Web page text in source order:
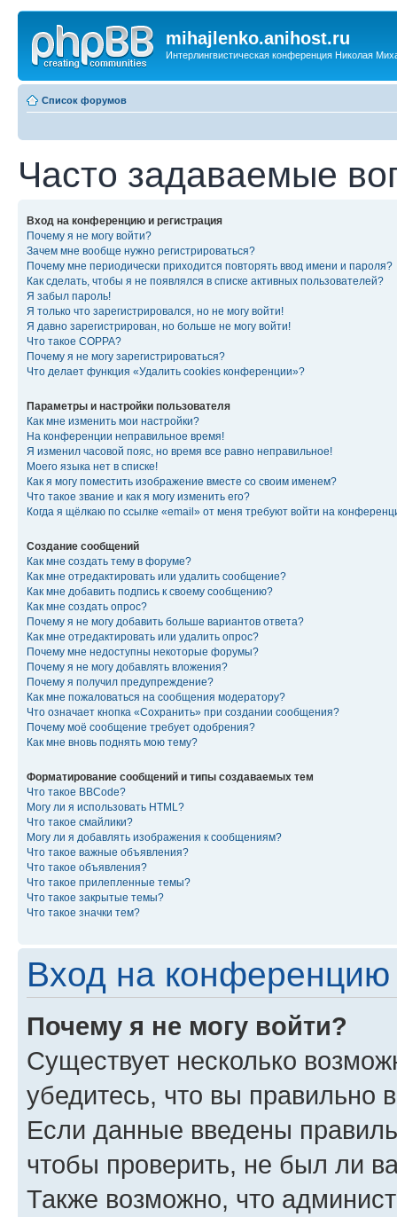
mihajlenko.anihost.ru
Интерлингвистическая конференция Николая
Список форумов
Часто задаваемые
Вход на конференцию и регистрация
Почему я не могу войти?
Зачем мне вообще нужно регистрироваться?
Почему мне периодически приходится повторять ввод имени и пароля?
Как сделать, чтобы я не появлялся в списке активных пользователей?
Я забыл пароль!
Я только что зарегистрировался, но не могу войти!
Я давно зарегистрирован, но больше не могу войти!
Что такое COPPA?
Почему я не могу зарегистрироваться?
Что делает функция «Удалить cookies конференции»?
Параметры и настройки пользователя
Как мне изменить мои настройки?
На конференции неправильное время!
Я изменил часовой пояс, но время все равно неправильное!
Моего языка нет в списке!
Как я могу поместить изображение вместе со своим именем?
Что такое звание и как я могу изменить его?
Когда я щёлкаю по ссылке «email» от меня требуют войти на
Создание сообщений
Как мне создать тему в форуме?
Как мне отредактировать или удалить сообщение?
Как мне добавить подпись к своему сообщению?
Как мне создать опрос?
Почему я не могу добавить больше вариантов ответа?
Как мне отредактировать или удалить опрос?
Почему мне недоступны некоторые форумы?
Почему я не могу добавлять вложения?
Почему я получил предупреждение?
Как мне пожаловаться на сообщения модератору?
Что означает кнопка «Сохранить» при создании сообщения?
Почему моё сообщение требует одобрения?
Как мне вновь поднять мою тему?
Форматирование сообщений и типы создаваемых тем
Что такое BBCode?
Могу ли я использовать HTML?
Что такое смайлики?
Могу ли я добавлять изображения к сообщениям?
Что такое важные объявления?
Что такое объявления?
Что такое прилепленные темы?
Что такое закрытые темы?
Что такое значки тем?
Вход на конференцию
Почему я не могу войти?
Существует несколько
убедитесь, что вы правильно
Если данные введены
чтобы проверить, не был ли
Также возможно, что